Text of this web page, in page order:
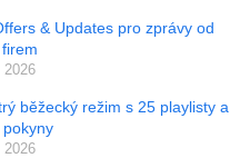
& Updates pro zprávy od
2026
běžecký režim s 25 playlisty a
pokyny
2026